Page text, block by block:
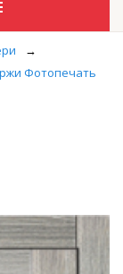
товары
→
Фотопечать